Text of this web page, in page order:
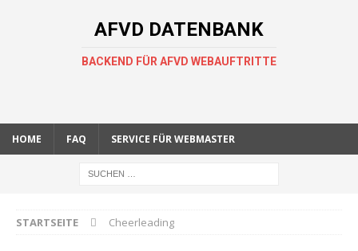
AFVD DATENBANK
BACKEND FÜR AFVD WEBAUFTRITTE
HOME FAQ SERVICE FÜR WEBMASTER
STARTSEITE Cheerleading